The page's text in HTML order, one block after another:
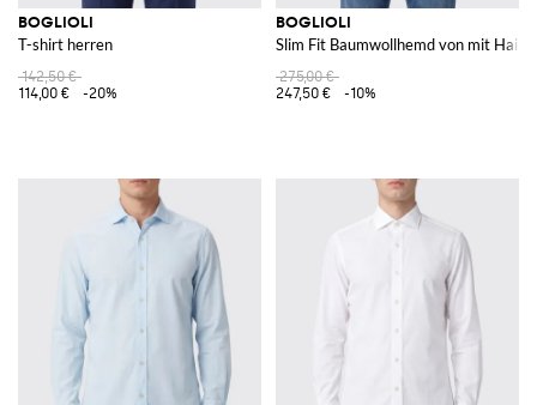
BOGLIOLI
T-shirt herren
142,50 €
114,00 €
-20%
BOGLIOLI
Slim Fit Baumwollhemd von mit
275,00 €
247,50 €
-10%